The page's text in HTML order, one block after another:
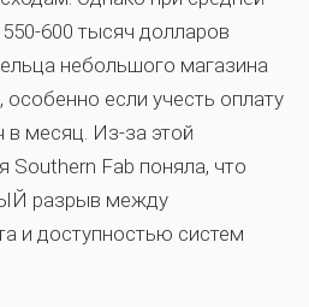
600 тысяч долларов
небольшого магазина
если учесть оплату
в месяц. Из-за этой
Southern Fab поняла, что
разрыв между
и доступностью систем